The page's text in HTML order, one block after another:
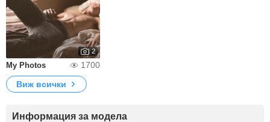
2
My Photos
1700
Виж всички
Информация за модела